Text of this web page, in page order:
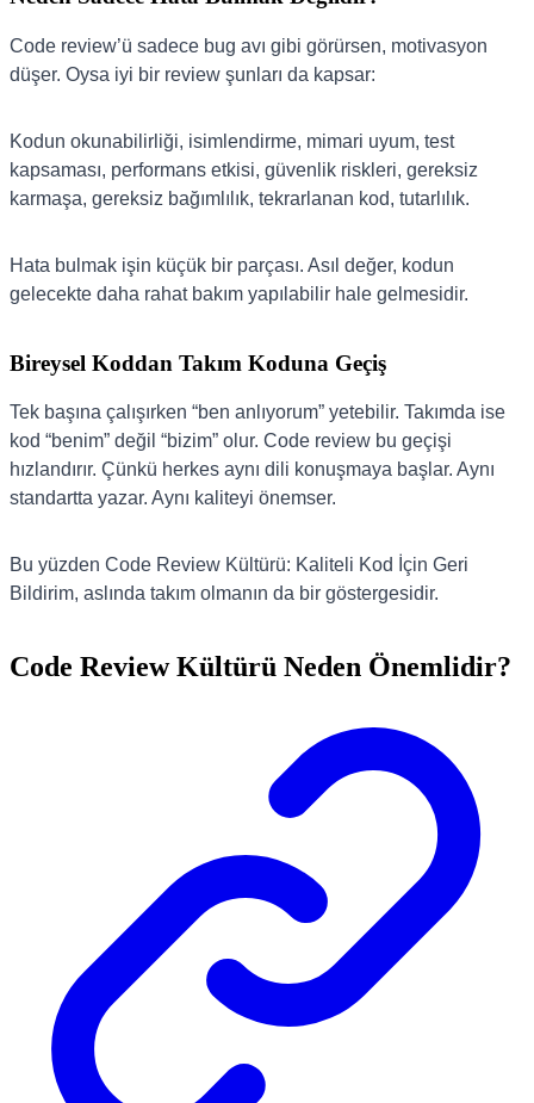
Code review’ü sadece bug avı gibi görürsen, motivasyon
düşer. Oysa iyi bir review şunları da kapsar:
Kodun okunabilirliği, isimlendirme, mimari uyum, test
kapsaması, performans etkisi, güvenlik riskleri, gereksiz
karmaşa, gereksiz bağımlılık, tekrarlanan kod, tutarlılık.
Hata bulmak işin küçük bir parçası. Asıl değer, kodun
gelecekte daha rahat bakım yapılabilir hale gelmesidir.
Bireysel Koddan Takım Koduna Geçiş
Tek başına çalışırken “ben anlıyorum” yetebilir. Takımda ise
kod “benim” değil “bizim” olur. Code review bu geçişi
hızlandırır. Çünkü herkes aynı dili konuşmaya başlar. Aynı
standartta yazar. Aynı kaliteyi önemser.
Bu yüzden Code Review Kültürü: Kaliteli Kod İçin Geri
Bildirim, aslında takım olmanın da bir göstergesidir.
Code Review Kültürü Neden Önemlidir?